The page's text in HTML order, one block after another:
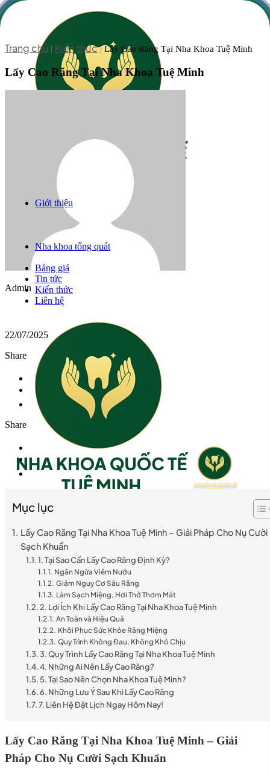
Giới thiệu
Răng sứ thẩm mỹ
Niềng răng
Trồng răng implant
Nha khoa tổng quát
Bảng giá
Tin tức
Kiến thức
Liên hệ
Hotline1800 0040
Trang chủ | Kiến thức|Lấy Cao Răng Tại Nha Khoa Tuệ Minh
Lấy Cao Răng Tại Nha Khoa Tuệ Minh
Admin
22/07/2025
Share
Share
Mục lục
Lấy Cao Răng Tại Nha Khoa Tuệ Minh – Giải Pháp Cho Nụ Cười
Sạch Khuẩn
1. Tại Sao Cần Lấy Cao Răng Định Kỳ?
Ngăn Ngừa Viêm Nướu
Giảm Nguy Cơ Sâu Răng
Làm Sạch Miệng, Hơi Thở Thơm Mát
2. Lợi Ích Khi Lấy Cao Răng Tại Nha Khoa Tuệ Minh
An Toàn và Hiệu Quả
Khôi Phục Sức Khỏe Răng Miệng
Quy Trình Không Đau, Không Khó Chịu
3. Quy Trình Lấy Cao Răng Tại Nha Khoa Tuệ Minh
4. Những Ai Nên Lấy Cao Răng?
5. Tại Sao Nên Chọn Nha Khoa Tuệ Minh?
6. Những Lưu Ý Sau Khi Lấy Cao Răng
7. Liên Hệ Đặt Lịch Ngay Hôm Nay!
Lấy Cao Răng Tại Nha Khoa Tuệ Minh – Giải
Pháp Cho Nụ Cười Sạch Khuẩn